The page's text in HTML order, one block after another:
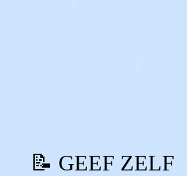
📝 GEEF ZELF